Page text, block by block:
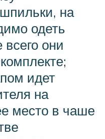
на
одеть
они
идет
на
место в чаше